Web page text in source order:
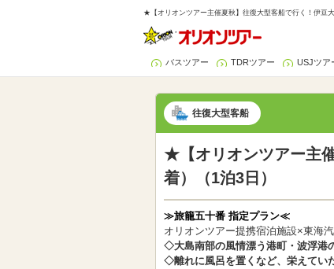
★【オリオンツアー主催夏秋】往復大型客船で行く！伊豆
バスツアー TDRツアー USJツア
往復大型客船
★【オリオンツアー主
着）（1泊3日）
≫旅籠五十番 指定プラン≪
オリオンツアー提携宿泊施設×東海
◇大島南部の風情漂う港町・波浮港
◇離れに風呂を置くなど、栄えてい